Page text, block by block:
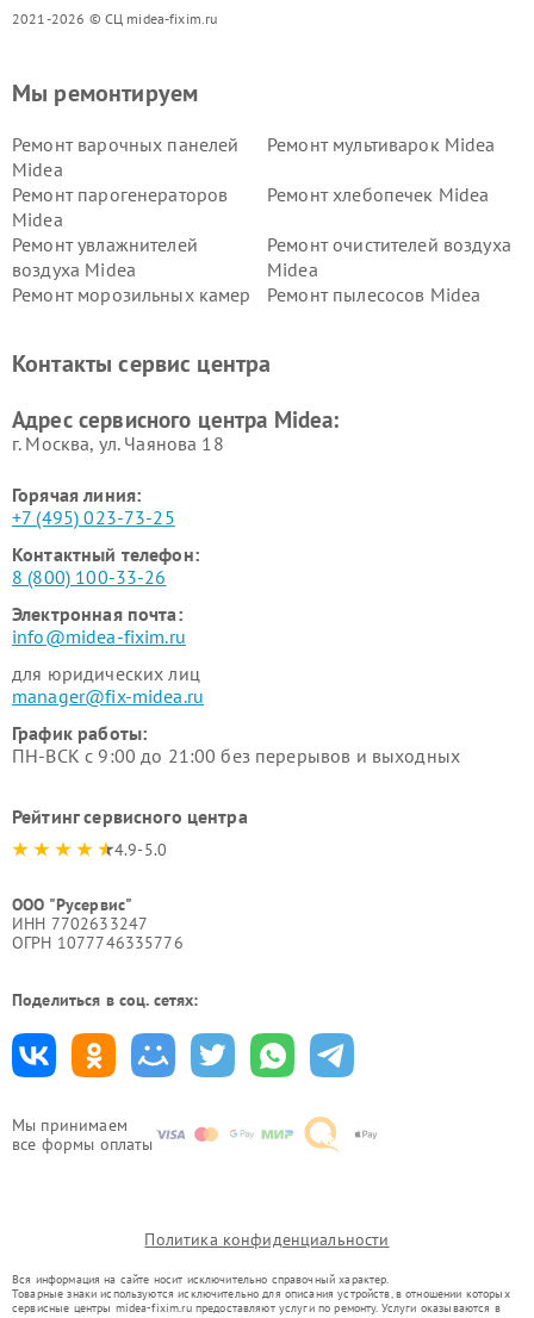
2021-2026 © СЦ midea-fixim.ru
Мы принимаем
все формы оплаты
Мы ремонтируем
Ремонт варочных панелей
Midea
Ремонт мультиварок Midea
Ремонт парогенераторов
Midea
Ремонт хлебопечек Midea
Ремонт увлажнителей
воздуха Midea
Ремонт очистителей воздуха
Midea
Ремонт морозильных камер
Ремонт пылесосов Midea
пылесосов Midea
Midea
Контакты сервис центра
Адрес сервисного центра Midea:
г. Москва, ул. Чаянова 18
Горячая линия:
+7 (495) 023-73-25
Контактный телефон:
8 (800) 100-33-26
Электронная почта:
info@midea-fixim.ru
для юридических лиц
manager@fix-midea.ru
График работы:
ПН-ВСК с 9:00 до 21:00 без перерывов и выходных
Рейтинг сервисного центра
4.9-5.0
ООО "Русервис"
ИНН 7702633247
ОГРН 1077746335776
Поделиться в соц. сетях:
Политика конфиденциальности
Вся информация на сайте носит исключительно справочный характер.
Товарные знаки используются исключительно для описания устройств, в отношении которых
сервисные центры midea-fixim.ru предоставляют услуги по ремонту. Услуги оказываются в